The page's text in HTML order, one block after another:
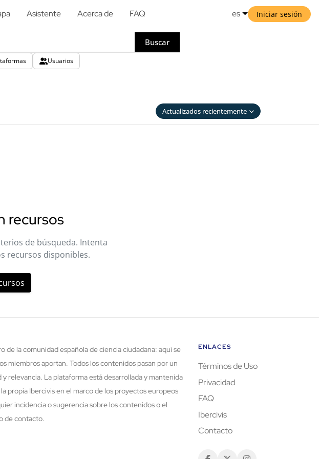
es Iniciar sesión
Asistente Acerca de FAQ
Buscar
Usuarios
Actualizados recientemente
recursos
de búsqueda. Intenta
recursos disponibles.
de la comunidad española de ciencia ciudadana: aquí se
miembros aportan. Todos los contenidos pasan por un
relevancia. La plataforma está desarrollada y mantenida
propia Ibercivis en el marco de los proyectos europeos
incidencia o sugerencia sobre los contenidos o el
de contacto.
ENLACES
Términos de Uso
Privacidad
FAQ
Ibercivis
Contacto